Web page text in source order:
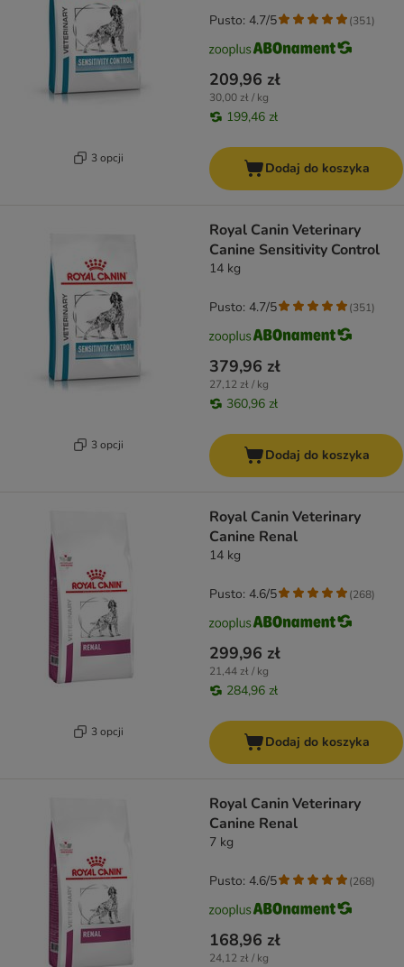
3 opcji
209,96 zł
30,00 zł / kg
199,46 zł
Pusto: 4.7/5 (351)
Dodaj do koszyka
3 opcji
Royal Canin Veterinary
Canine Sensitivity Control
14 kg
379,96 zł
27,12 zł / kg
360,96 zł
Pusto: 4.7/5 (351)
Dodaj do koszyka
3 opcji
Royal Canin Veterinary
Canine Renal
14 kg
299,96 zł
21,44 zł / kg
284,96 zł
Pusto: 4.6/5 (268)
Dodaj do koszyka
Royal Canin Veterinary
Canine Renal
7 kg
168,96 zł
24,12 zł / kg
Pusto: 4.6/5 (268)